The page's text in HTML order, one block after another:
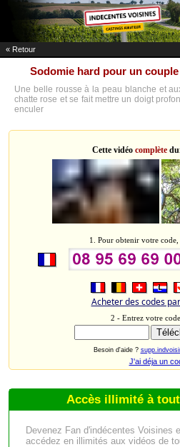
« Retour
Sodomie hard pour un
Une belle rousse à la peau blanche et
chatte rose et se fait mettre un doigt
enculer
Cette vidéo complète
1. Pour obtenir votre code,
Acheter des codes
2 - Entrez votre
Besoin d'aide ?
J'ai déja un
Accès illimité à
Devenez Fan d'indécentes Voisines
accédez en illimités aux vidéos de